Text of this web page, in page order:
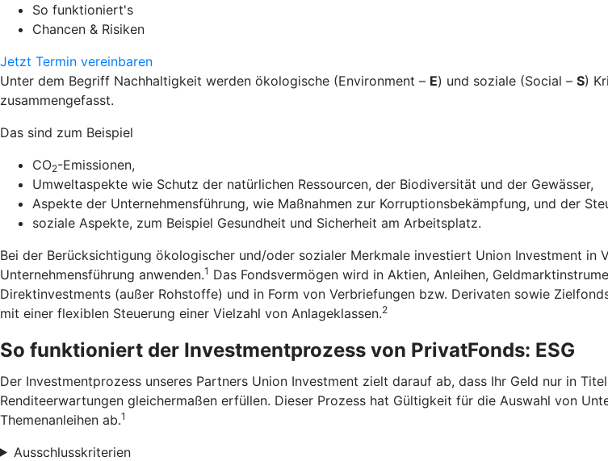
So funktioniert's
Chancen & Risiken
Jetzt Termin vereinbaren
Unter dem Begriff Nachhaltigkeit werden ökologische (Environment – E) und soziale (Social – S)
zusammengefasst.
Das sind zum Beispiel
CO2-Emissionen,
Umweltaspekte wie Schutz der natürlichen Ressourcen, der Biodiversität und der Gewässer,
Aspekte der Unternehmensführung, wie Maßnahmen zur Korruptionsbekämpfung, und der
soziale Aspekte, zum Beispiel Gesundheit und Sicherheit am Arbeitsplatz.
Bei der Berücksichtigung ökologischer und/oder sozialer Merkmale investiert Union Investment in
Unternehmensführung anwenden.1 Das Fondsvermögen wird in Aktien, Anleihen,
Direktinvestments (außer Rohstoffe) und in Form von Verbriefungen bzw. Derivaten sowie
mit einer flexiblen Steuerung einer Vielzahl von Anlageklassen.2
So funktioniert der Investmentprozess von PrivatFonds: ESG
Der Investmentprozess unseres Partners Union Investment zielt darauf ab, dass Ihr Geld nur in
Renditeerwartungen gleichermaßen erfüllen. Dieser Prozess hat Gültigkeit für die Auswahl von
Themenanleihen ab.1
Ausschlusskriterien